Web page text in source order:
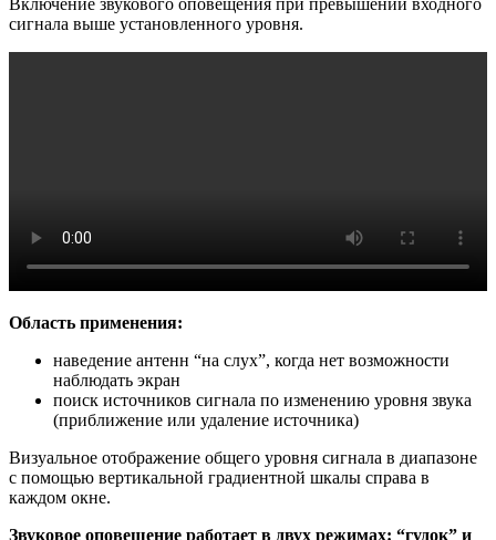
Включение звукового оповещения при превышении входного
сигнала выше установленного уровня.
Область применения:
наведение антенн “на слух”, когда нет возможности
наблюдать экран
поиск источников сигнала по изменению уровня звука
(приближение или удаление источника)
Визуальное отображение общего уровня сигнала в диапазоне
с помощью вертикальной градиентной шкалы справа в
каждом окне.
Звуковое оповещение работает в двух режимах: “гудок” и